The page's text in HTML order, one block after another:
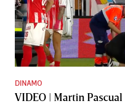
DINAMO
VIDEO | Martin